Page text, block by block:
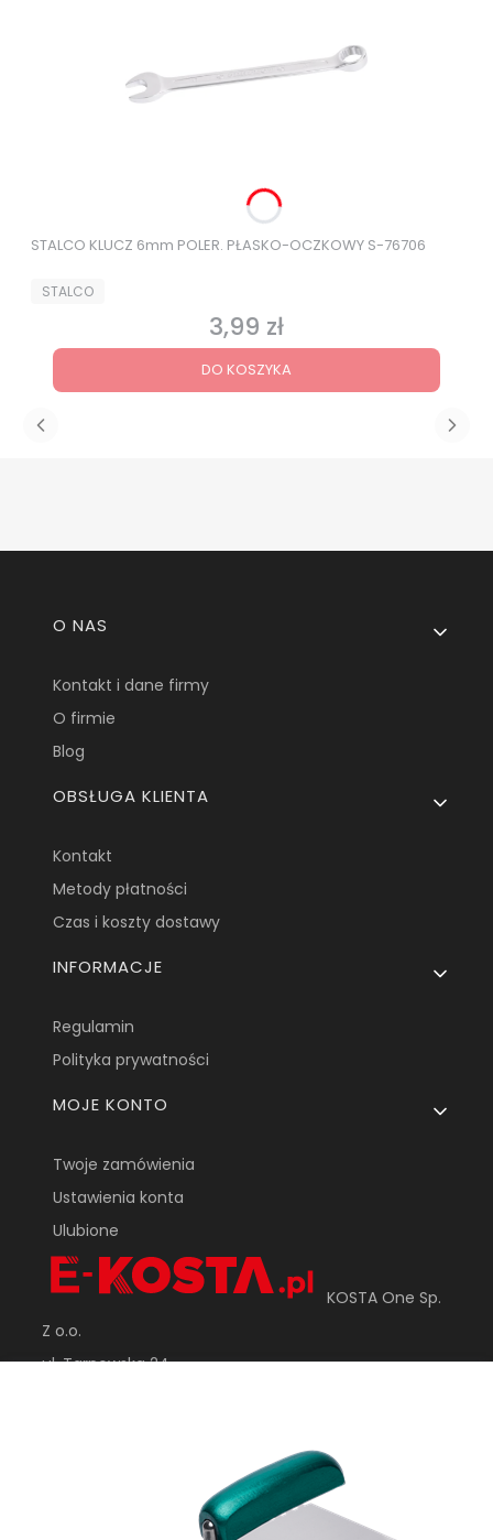
STALCO KLUCZ 6mm POLER. PŁASKO-OCZKOWY S-76706
PRODUCENT
STALCO
Cena
3,99 zł
DO KOSZYKA
Linki w stopce
O NAS
Kontakt i dane firmy
O firmie
Blog
OBSŁUGA KLIENTA
Kontakt
Metody płatności
Czas i koszty dostawy
INFORMACJE
Regulamin
Polityka prywatności
MOJE KONTO
Twoje zamówienia
Ustawienia konta
Ulubione
KOSTA One Sp.
Z o.o.
ul. Tarnowska 24